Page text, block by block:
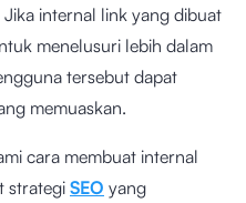
internal link yang dibuat
menelusuri lebih dalam
tersebut dapat
memuaskan.
cara membuat internal
strategi SEO yang